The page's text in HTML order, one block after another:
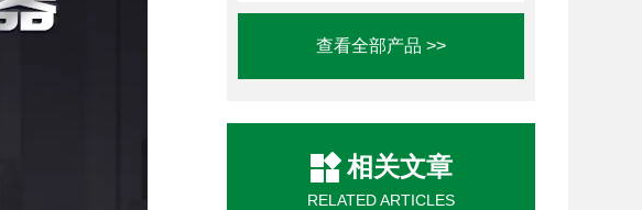
查看全部产品 >>
相关文章
RELATED ARTICLES